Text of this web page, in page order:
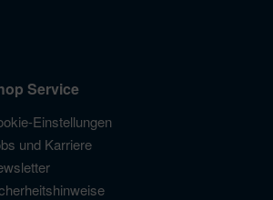
Service
Einstellungen
und Karriere